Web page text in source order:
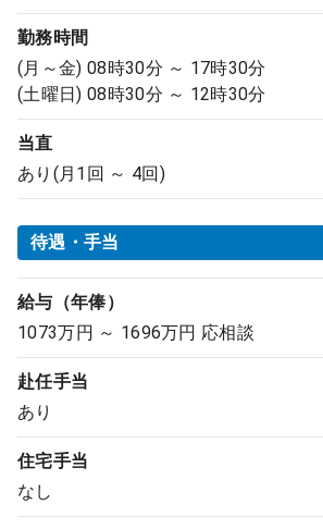
勤務時間
(月～金) 08時30分 ～ 17時30分
(土曜日) 08時30分 ～ 12時30分
当直
あり(月1回 ～ 4回)
待遇・手当
給与（年俸）
1073万円 ～ 1696万円 応相談
赴任手当
あり
住宅手当
なし